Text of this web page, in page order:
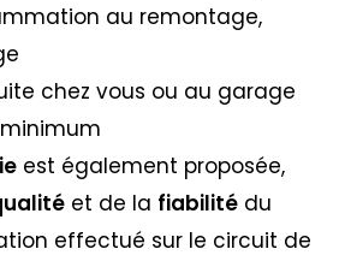
au remontage,
chez vous ou au garage
est également proposée,
et de la fiabilité du
effectué sur le circuit de